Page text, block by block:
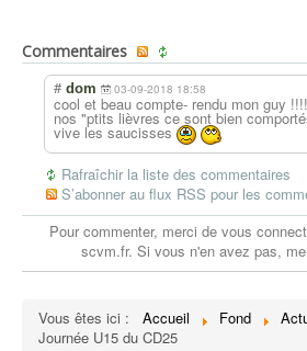
Commentaires
# dom 03-09-2018 18:58
cool et beau compte- rendu mon guy !!!!
nos "ptits lièvres ce sont bien
vive les saucisses
Rafraîchir la liste des commentaires
S’abonner au flux RSS pour les
Pour commenter, merci de vous
scvm.fr. Si vous n'en avez pas,
Vous êtes ici : Accueil Fond
Journée U15 du CD25